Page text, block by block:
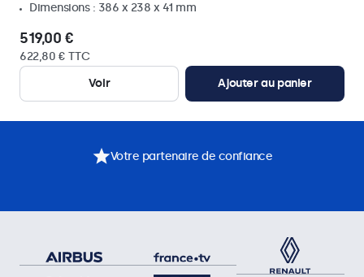
Dimensions : 386 x 238 x 41 mm
519,00 €
622,80 € TTC
Voir
Ajouter au panier
Votre partenaire de confiance